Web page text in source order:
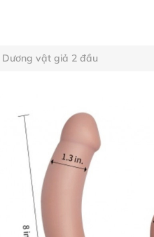
Dương vật giả 2 đầu